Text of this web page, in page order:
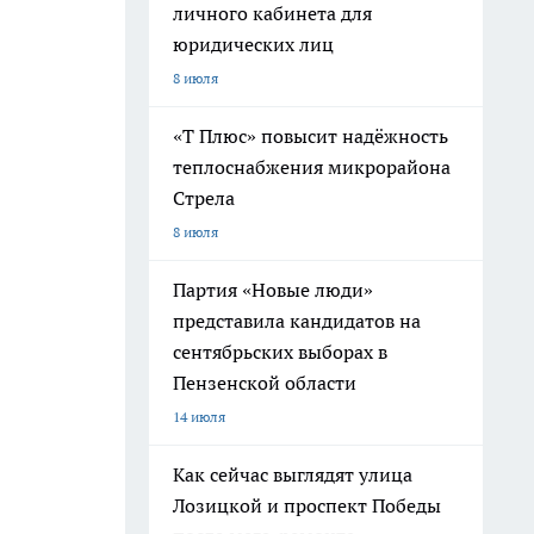
личного кабинета для
юридических лиц
8 июля
«Т Плюс» повысит надёжность
теплоснабжения микрорайона
Стрела
8 июля
Партия «Новые люди»
представила кандидатов на
сентябрьских выборах в
Пензенской области
14 июля
Как сейчас выглядят улица
Лозицкой и проспект Победы